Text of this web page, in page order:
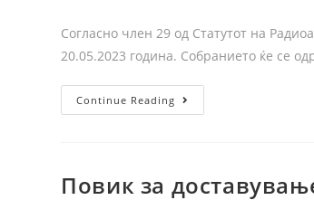
Согласно член 29 од Статутот на
20.05.2023 година. Собранието ќе се
Continue Reading
Повик за